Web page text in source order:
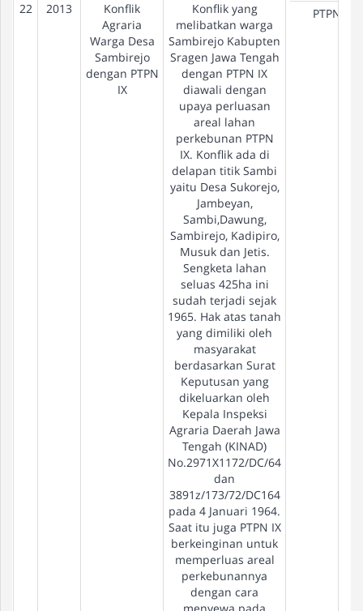
22 2013
Konflik
Agraria
Warga Desa
Sambirejo
dengan PTPN
IX
Konflik yang
melibatkan warga
Sambirejo Kabupten
Sragen Jawa Tengah
dengan PTPN IX
diawali dengan
upaya perluasan
areal lahan
perkebunan PTPN
IX. Konflik ada di
delapan titik Sambi
yaitu Desa Sukorejo,
Jambeyan,
Sambi,Dawung,
Sambirejo, Kadipiro,
Musuk dan Jetis.
Sengketa lahan
seluas 425ha ini
sudah terjadi sejak
1965. Hak atas tanah
yang dimiliki oleh
masyarakat
berdasarkan Surat
Keputusan yang
dikeluarkan oleh
Kepala Inspeksi
Agraria Daerah Jawa
Tengah (KINAD)
No.2971X1172/DC/64
dan
3891z/173/72/DC164
pada 4 Januari 1964.
Saat itu juga PTPN IX
berkeinginan untuk
memperluas areal
perkebunannya
dengan cara
PTPN